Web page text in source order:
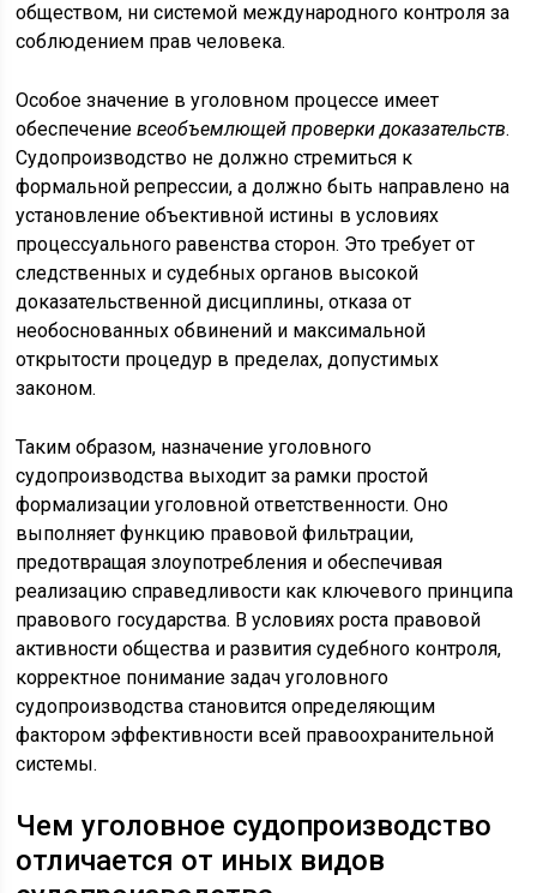
обществом, ни системой международного контроля за
соблюдением прав человека.
Особое значение в уголовном процессе имеет
обеспечениевсеобъемлющей проверки доказательств.
Судопроизводство не должно стремиться к
формальной репрессии, а должно быть направлено на
установление объективной истины в условиях
процессуального равенства сторон. Это требует от
следственных и судебных органов высокой
доказательственной дисциплины, отказа от
необоснованных обвинений и максимальной
открытости процедур в пределах, допустимых
законом.
Таким образом, назначение уголовного
судопроизводства выходит за рамки простой
формализации уголовной ответственности. Оно
выполняет функцию правовой фильтрации,
предотвращая злоупотребления и обеспечивая
реализацию справедливости как ключевого принципа
правового государства. В условиях роста правовой
активности общества и развития судебного контроля,
корректное понимание задач уголовного
судопроизводства становится определяющим
фактором эффективности всей правоохранительной
системы.
Чем уголовное судопроизводство
отличается от иных видов